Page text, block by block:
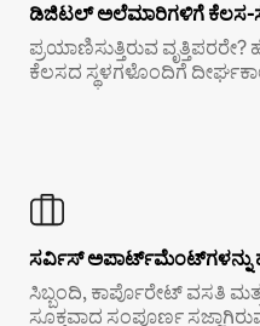
ಡಿಜಿಟಲ್ ಅಲೆಮಾರಿಗಳಿಗೆ ಕೆಲಸ-
ಪ್ರಯಾಣಿಸುತ್ತಿರುವ ವೃತ್ತಿಪರರೇ?
ಕೆಲಸದ ಸ್ಥಳಗಳೊಂದಿಗೆ
ಸರ್ವಿಸ್ ಅಪಾರ್ಟ್‌ಮೆಂಟ್‌ಗಳನ್ನು
ಸಿಬ್ಬಂದಿ, ಕಾರ್ಪೊರೇಟ್ ವಸತಿ
ಸೂಕ್ತವಾದ ಸಂಪೂರ್ಣ